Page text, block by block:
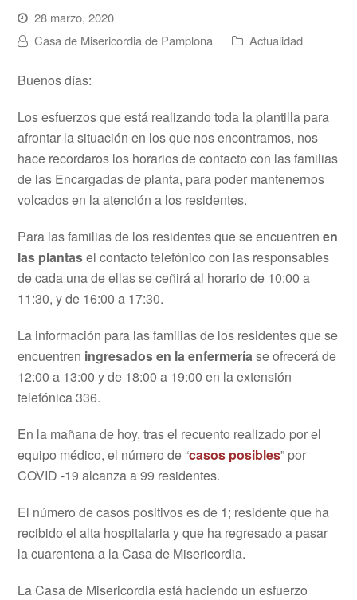
28 marzo, 2020
Casa de Misericordia de Pamplona
Actualidad
Buenos días:
Los esfuerzos que está realizando toda la plantilla para
afrontar la situación en los que nos encontramos, nos
hace recordaros los horarios de contacto con las familias
de las Encargadas de planta, para poder mantenernos
volcados en la atención a los residentes.
Para las familias de los residentes que se encuentrenen
las plantasel contacto telefónico con las responsables
de cada una de ellas se ceñirá al horario de 10:00 a
11:30, y de 16:00 a 17:30.
La información para las familias de los residentes que se
encuentren ingresados en la enfermeríase ofrecerá de
12:00 a 13:00 y de 18:00 a 19:00 en la extensión
telefónica 336.
En la mañana de hoy, tras el recuento realizado por el
equipo médico, el número de “casos posibles” por
COVID -19 alcanza a 99 residentes.
El número de casos positivos es de 1; residente que ha
recibido el alta hospitalaria y que ha regresado a pasar
la cuarentena a la Casa de Misericordia.
La Casa de Misericordia está haciendo un esfuerzo